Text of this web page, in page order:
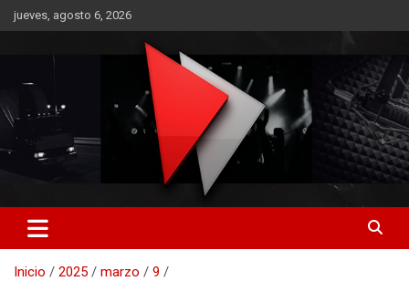
Saltar
al
jueves, agosto 6, 2026
RO CONTENIDOS
Inicio 2025 marzo
9